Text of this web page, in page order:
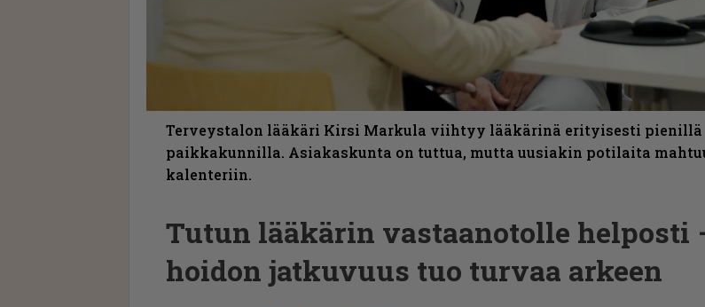
Terveystalon lääkäri Kirsi Markula viihtyy lääkärinä erityisesti pienillä
paikkakunnilla. Asiakaskunta on tuttua, mutta uusiakin potilaita
kalenteriin.
Tutun lääkärin vastaanotolle helposti
hoidon jatkuvuus tuo turvaa arkeen